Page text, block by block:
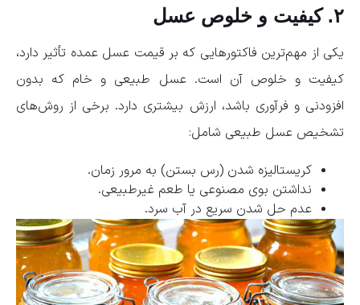
۲. کیفیت و خلوص عسل
یکی از مهم‌ترین فاکتورهایی که بر قیمت عسل عمده تأثیر دارد،
کیفیت و خلوص آن است. عسل طبیعی و خام که بدون
افزودنی و فرآوری باشد، ارزش بیشتری دارد. برخی از روش‌های
تشخیص عسل طبیعی شامل:
کریستالیزه شدن (رس بستن) به مرور زمان.
نداشتن بوی مصنوعی یا طعم غیرطبیعی.
عدم حل شدن سریع در آب سرد.